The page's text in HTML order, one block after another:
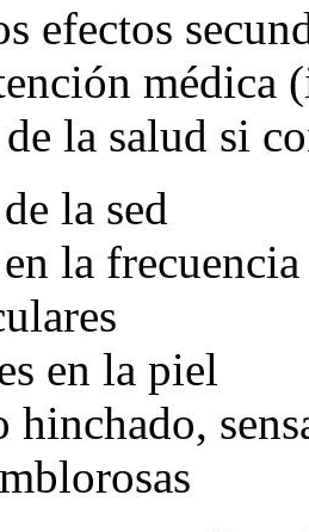
efectos
médica
la salud si
la sed
la
en la piel
hinchado,